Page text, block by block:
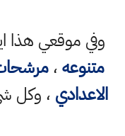
وفي موقعي هذا
متنوعه،
الاعدادي ، وكل